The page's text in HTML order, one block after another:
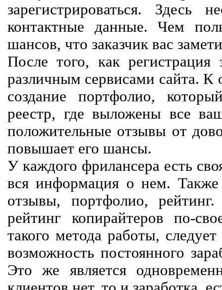
зарегистрироваться. Здесь
контактные данные. Чем
шансов, что заказчик вас
После того, как регистрация
различным сервисами сайта. К
создание портфолио,
реестр, где выложены все
положительные отзывы от
повышает его шансы.
У каждого фрилансера есть
вся информация о нем. Также
отзывы, портфолио,
рейтинг копирайтеров по-
такого метода работы,
возможность постоянного
Это же является